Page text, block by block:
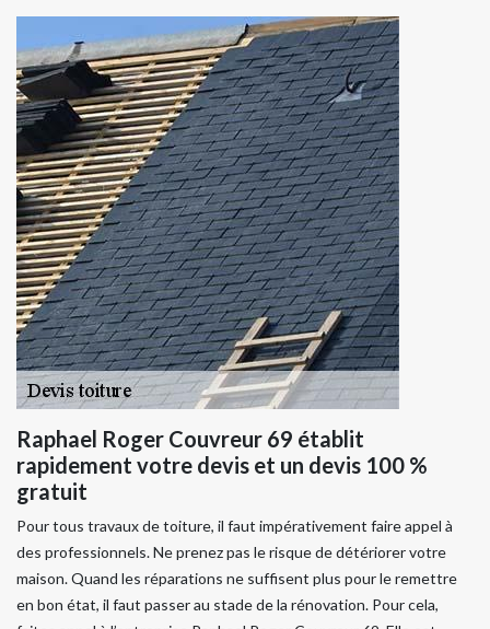
Raphael Roger Couvreur 69 établit
rapidement votre devis et un devis 100 %
gratuit
Pour tous travaux de toiture, il faut impérativement faire appel à
des professionnels. Ne prenez pas le risque de détériorer votre
maison. Quand les réparations ne suffisent plus pour le remettre
en bon état, il faut passer au stade de la rénovation. Pour cela,